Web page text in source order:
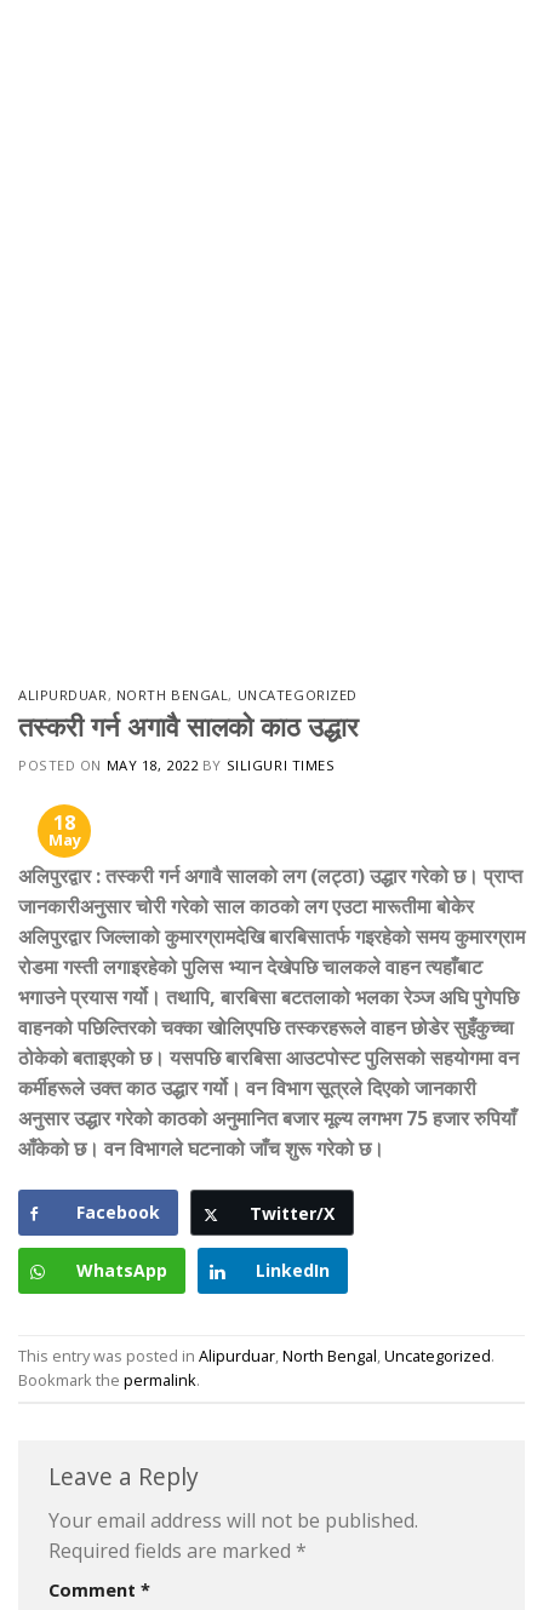
ALIPURDUAR, NORTH BENGAL, UNCATEGORIZED
तस्करी गर्न अगावै सालको काठ उद्धार
POSTED ON MAY 18, 2022 BY SILIGURI TIMES
18
May
अलिपुरद्वार:तस्करी गर्न अगावै सालको लग (लट्ठा) उद्धार गरेको छ। प्राप्त
जानकारीअनुसार चोरी गरेको साल काठको लग एउटा मारूतीमा बोकेर
अलिपुरद्वार जिल्लाको कुमारग्रामदेखि बारबिसातर्फ गइरहेको समय कुमारग्राम
रोडमा गस्ती लगाइरहेको पुलिस भ्यान देखेपछि चालकले वाहन त्यहाँबाट
भगाउने प्रयास गर्यो। तथापि, बारबिसा बटतलाको भलका रेञ्ज अघि पुगेपछि
वाहनको पछिल्तिरको चक्का खोलिएपछि तस्करहरूले वाहन छोडेर सुइँकुच्चा
ठोकेको बताइएको छ। यसपछि बारबिसा आउटपोस्ट पुलिसको सहयोगमा वन
कर्मीहरूले उक्त काठ उद्धार गर्यो। वन विभाग सूत्रले दिएको जानकारी
अनुसार उद्धार गरेको काठको अनुमानित बजार मूल्य लगभग 75 हजार रुपियाँ
आँकेको छ। वन विभागले घटनाको जाँच शुरू गरेको छ।
Facebook Twitter/X
WhatsApp LinkedIn
This entry was posted in Alipurduar,North Bengal,Uncategorized.
Bookmark the permalink.
Leave a Reply
Your email address will not be published.
Required fields are marked *
Comment *